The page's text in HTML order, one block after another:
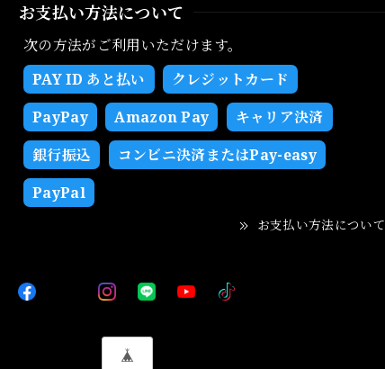
お支払い方法について
次の方法がご利用いただけます。
PAY ID あと払い
クレジットカード
PayPay
Amazon Pay
キャリア決済
銀行振込
コンビニ決済またはPay-easy
PayPal
お支払い方法について